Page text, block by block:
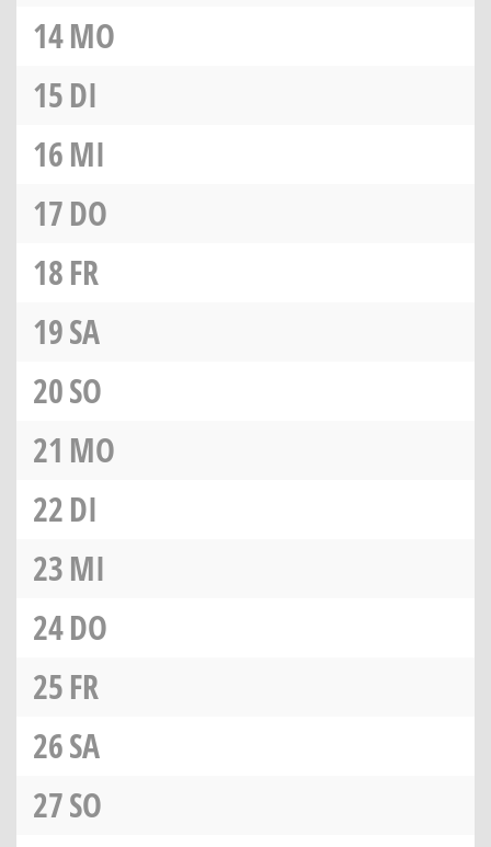
14MO
15DI
16MI
17DO
18FR
19SA
20SO
21 MO
22DI
23MI
24DO
25FR
26SA
27SO